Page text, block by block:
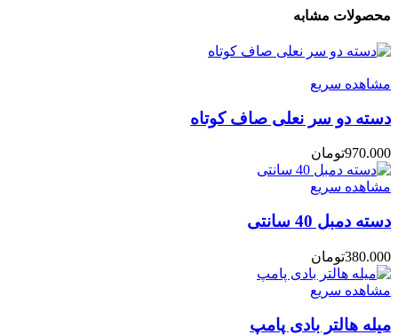
محصولات مشابه
مشاهده سریع
دسته دو سر نعلی صاف کوتاه
تومان970.000
مشاهده سریع
دسته دمبل 40 سانتی
تومان380.000
مشاهده سریع
میله هالتر بادی پامپ